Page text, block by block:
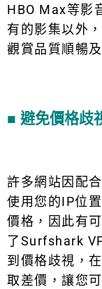
HBO Max等影
有的影集以外
觀賞品質順暢
■ 避免價格歧
許多網站因配
使用您的IP位
價格，因此有
了Surfshark
到價格歧視，
取差價，讓您